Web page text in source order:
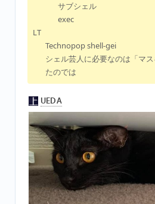
サブシェル
exec
LT
Technopop shell-gei
シェル芸人に必要なのは「マ
たのでは